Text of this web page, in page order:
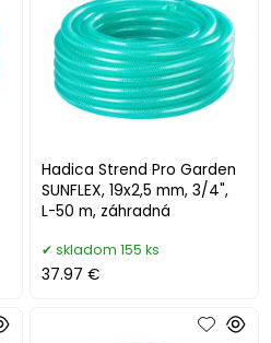
Hadica Strend Pro Garden
SUNFLEX, 19x2,5 mm, 3/4",
L-50 m, záhradná
skladom 155 ks
37.97 €